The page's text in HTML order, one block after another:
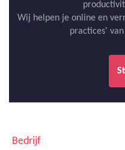
Wij helpen je online en
practices'
Bedrijf